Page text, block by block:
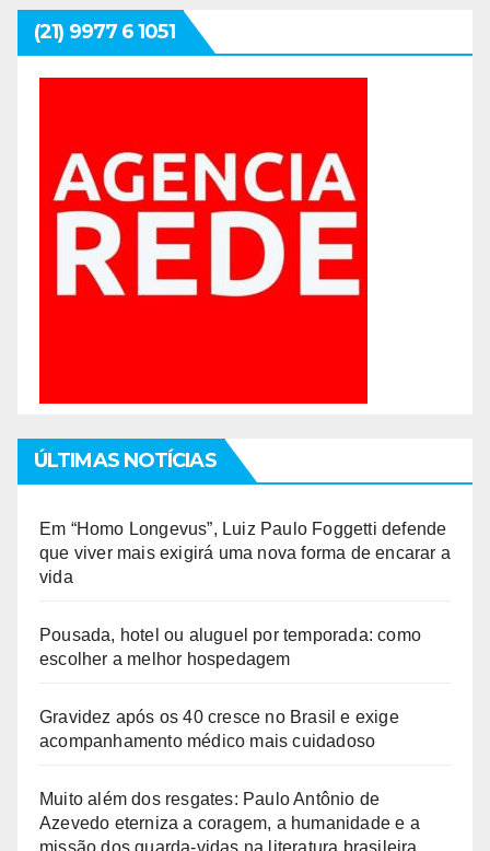
(21) 9977 6 1051
ÚLTIMAS NOTÍCIAS
Em “Homo Longevus”, Luiz Paulo Foggetti defende
que viver mais exigirá uma nova forma de encarar a
vida
Pousada, hotel ou aluguel por temporada: como
escolher a melhor hospedagem
Gravidez após os 40 cresce no Brasil e exige
acompanhamento médico mais cuidadoso
Muito além dos resgates: Paulo Antônio de
Azevedo eterniza a coragem, a humanidade e a
missão dos guarda-vidas na literatura brasileira